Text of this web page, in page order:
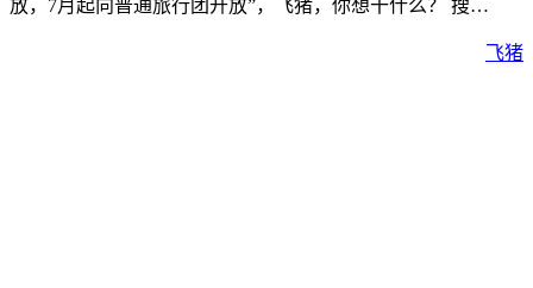
放，7月起向普通旅行团开放”，飞猪，你想干什么？ 搜…
飞猪